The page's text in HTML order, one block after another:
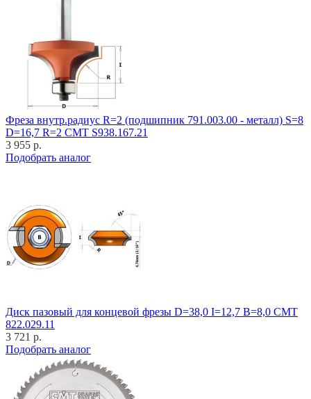
Фреза внутр.радиус R=2 (подшипник 791.003.00 - металл) S=8
D=16,7 R=2 CMT S938.167.21
3 955 р.
Подобрать аналог
Диск пазовый для концевой фрезы D=38,0 I=12,7 B=8,0 CMT
822.029.11
3 721 р.
Подобрать аналог